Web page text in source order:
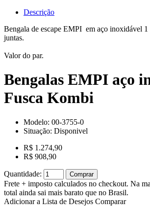
Descrição
Bengala de escape EMPI em aço inoxidável
juntas.
Valor do par.
Bengalas EMPI aço
Fusca Kombi
Modelo: 00-3755-0
Situação: Disponivel
R$ 1.274,90
R$ 908,90
Quantidade: Comprar
Frete + imposto calculados no checkout. Na
total ainda sai mais barato que no Brasil.
Adicionar a Lista de Desejos Comparar